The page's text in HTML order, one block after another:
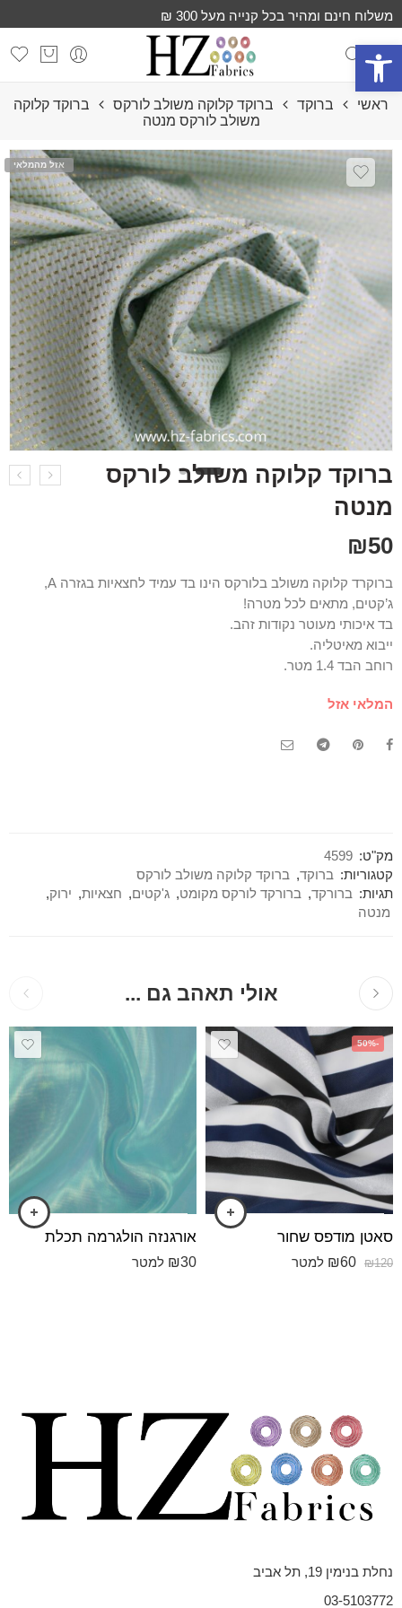
פתח סרגל נגישות
משלוח חינם ומהיר בכל קנייה מעל 300 ₪
ראשי ברוקד ברוקד קלוקה משולב לורקס
ברוקד קלוקה
משולב לורקס מנטה
אזל מהמלאי
ברוקד קלוקה משולב לורקס
מנטה
₪50
ברוקרד קלוקה משולב בלורקס הינו בד עמיד לחצאיות בגזרה A,
ג’קטים, מתאים לכל מטרה!
בד איכותי מעוטר נקודות זהב.
ייבוא מאיטליה.
רוחב הבד 1.4 מטר.
המלאי אזל
מק"ט: 4599
קטגוריות: ברוקד, ברוקד קלוקה משולב לורקס
תגיות: ברורקד, ברורקד לורקס מקומט, ג'קטים, חצאיות, ירוק,
מנטה
אולי תאהב גם ...
-50%
סאטן מודפס שחור
₪120
₪60 למטר
אורגנזה הולגרמה תכלת
₪30 למטר
נחלת בנימין 19, תל אביב
03-5103772